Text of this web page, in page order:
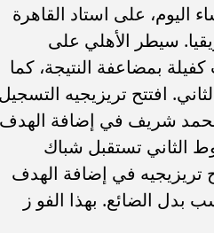
اليوم، على استاد القاهرة
سيطر الأهلي على
بمضاعفة النتيجة، كما
افتتح تريزيجيه التسجيل
36 وبعده بدقيقتين ينجح محمد شريف في إضافة الهدف
الثاني تستقبل شباك
تريزيجيه في إضافة الهدف
بدل الضائع. بهذا الفو ز